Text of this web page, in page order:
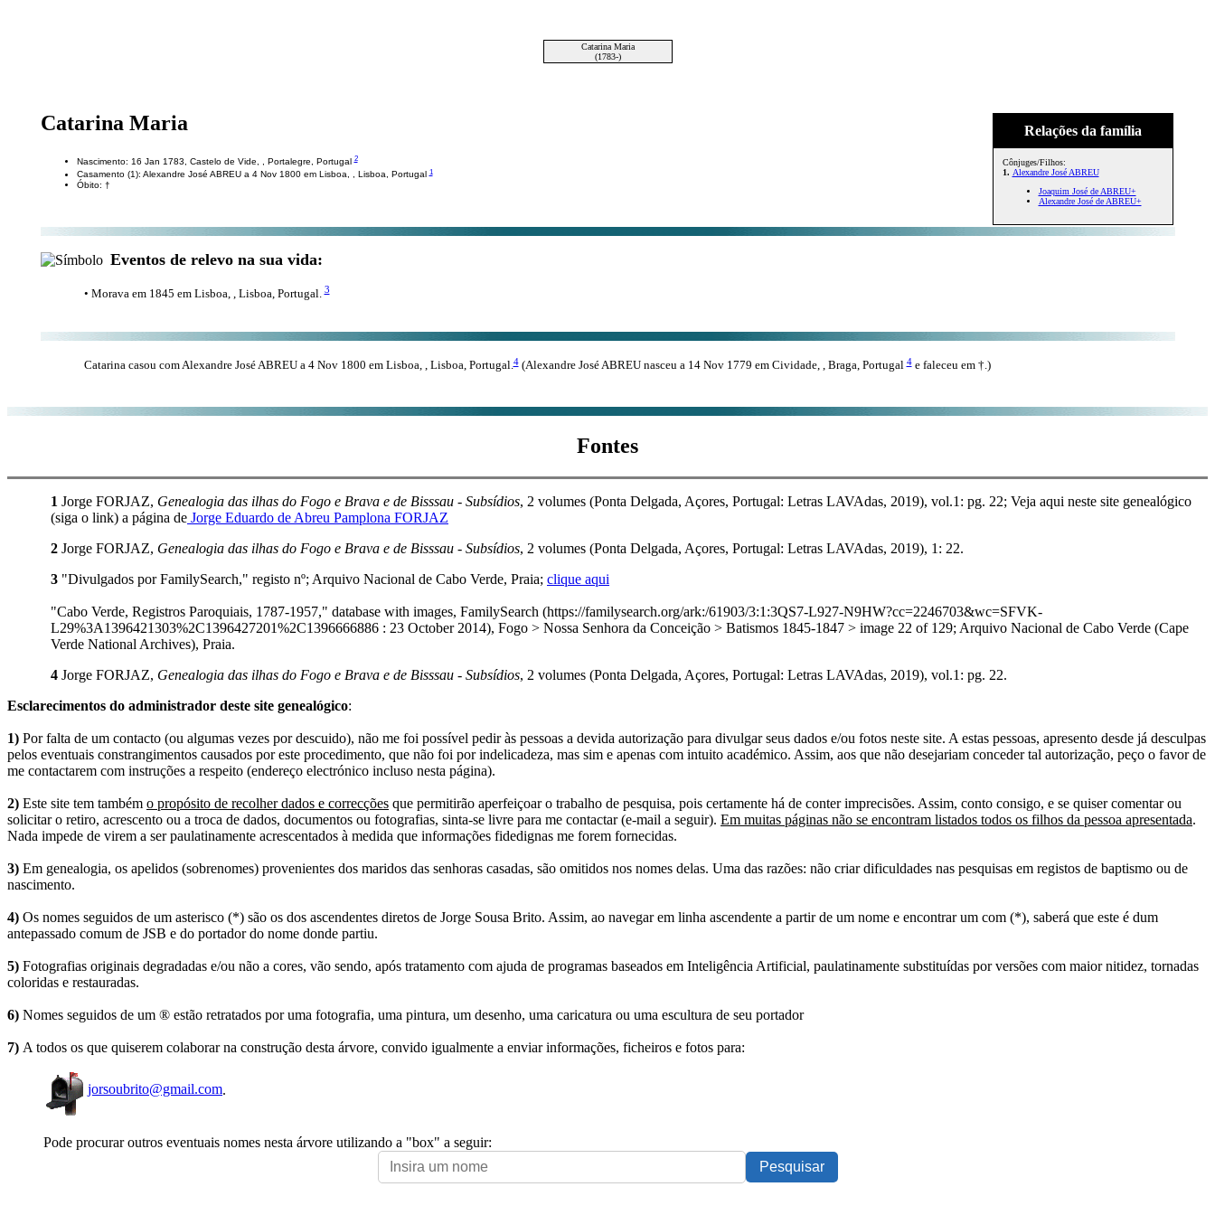
Catarina Maria
(1783-)
Relações da família
Cônjuges/Filhos:
1. Alexandre José ABREU
Joaquim José de ABREU+
Alexandre José de ABREU+
Catarina Maria
Nascimento: 16 Jan 1783, Castelo de Vide, , Portalegre, Portugal2
Casamento (1): Alexandre José ABREU a 4 Nov 1800 em Lisboa, , Lisboa, Portugal1
Óbito: †
Eventos de relevo na sua vida:
• Morava em 1845 em Lisboa, , Lisboa, Portugal.3
Catarina casou com Alexandre José ABREU a 4 Nov 1800 em Lisboa, , Lisboa, Portugal.4(Alexandre José ABREU nasceu a 14 Nov 1779 em Cividade, , Braga, Portugal4e faleceu em †.)
Fontes
1 Jorge FORJAZ, Genealogia das ilhas do Fogo e Brava e de Bisssau - Subsídios, 2 volumes (Ponta Delgada, Açores, Portugal: Letras LAVAdas, 2019), vol.1: pg. 22; Veja aqui neste site genealógico
(siga o link) a página de Jorge Eduardo de Abreu Pamplona FORJAZ
2 Jorge FORJAZ, Genealogia das ilhas do Fogo e Brava e de Bisssau - Subsídios, 2 volumes (Ponta Delgada, Açores, Portugal: Letras LAVAdas, 2019), 1: 22.
3 "Divulgados por FamilySearch," registo nº; Arquivo Nacional de Cabo Verde, Praia; clique aqui
"Cabo Verde, Registros Paroquiais, 1787-1957," database with images, FamilySearch (https://familysearch.org/ark:/61903/3:1:3QS7-L927-N9HW?cc=2246703&wc=SFVK-
L29%3A1396421303%2C1396427201%2C1396666886 : 23 October 2014), Fogo > Nossa Senhora da Conceição > Batismos 1845-1847 > image 22 of 129; Arquivo Nacional de Cabo Verde (Cape
Verde National Archives), Praia.
4 Jorge FORJAZ, Genealogia das ilhas do Fogo e Brava e de Bisssau - Subsídios, 2 volumes (Ponta Delgada, Açores, Portugal: Letras LAVAdas, 2019), vol.1: pg. 22.
Esclarecimentos do administrador deste site genealógico:
1) Por falta de um contacto (ou algumas vezes por descuido), não me foi possível pedir às pessoas a devida autorização para divulgar seus dados e/ou fotos neste site. A estas pessoas, apresento desde já desculpas
pelos eventuais constrangimentos causados por este procedimento, que não foi por indelicadeza, mas sim e apenas com intuito académico. Assim, aos que não desejariam conceder tal autorização, peço o favor de
me contactarem com instruções a respeito (endereço electrónico incluso nesta página).
2) Este site tem também o propósito de recolher dados e correcções que permitirão aperfeiçoar o trabalho de pesquisa, pois certamente há de conter imprecisões. Assim, conto consigo, e se quiser comentar ou
solicitar o retiro, acrescento ou a troca de dados, documentos ou fotografias, sinta-se livre para me contactar (e-mail a seguir). Em muitas páginas não se encontram listados todos os filhos da pessoa apresentada.
Nada impede de virem a ser paulatinamente acrescentados à medida que informações fidedignas me forem fornecidas.
3) Em genealogia, os apelidos (sobrenomes) provenientes dos maridos das senhoras casadas, são omitidos nos nomes delas. Uma das razões: não criar dificuldades nas pesquisas em registos de baptismo ou de
nascimento.
4) Os nomes seguidos de um asterisco (*) são os dos ascendentes diretos de Jorge Sousa Brito. Assim, ao navegar em linha ascendente a partir de um nome e encontrar um com (*), saberá que este é dum
antepassado comum de JSB e do portador do nome donde partiu.
5) Fotografias originais degradadas e/ou não a cores, vão sendo, após tratamento com ajuda de programas baseados em Inteligência Artificial, paulatinamente substituídas por versões com maior nitidez, tornadas
coloridas e restauradas.
6) Nomes seguidos de um ® estão retratados por uma fotografia, uma pintura, um desenho, uma caricatura ou uma escultura de seu portador
7) A todos os que quiserem colaborar na construção desta árvore, convido igualmente a enviar informações, ficheiros e fotos para:
jorsoubrito@gmail.com
Pode procurar outros eventuais nomes nesta árvore utilizando a "box" a seguir: